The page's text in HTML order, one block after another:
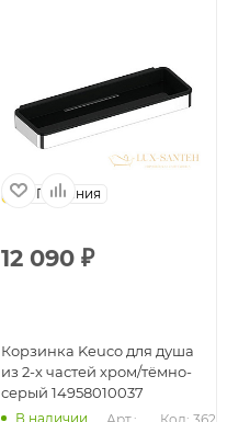
Германия
12 090 ₽
Корзинка Keuco для душа
из 2-х частей хром/тёмно-
серый 14958010037
В наличии